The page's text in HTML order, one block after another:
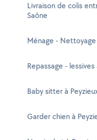
Livraison de colis
Saône
Ménage - Nettoyage
Repassage -
Baby sitter à
Garder chien à